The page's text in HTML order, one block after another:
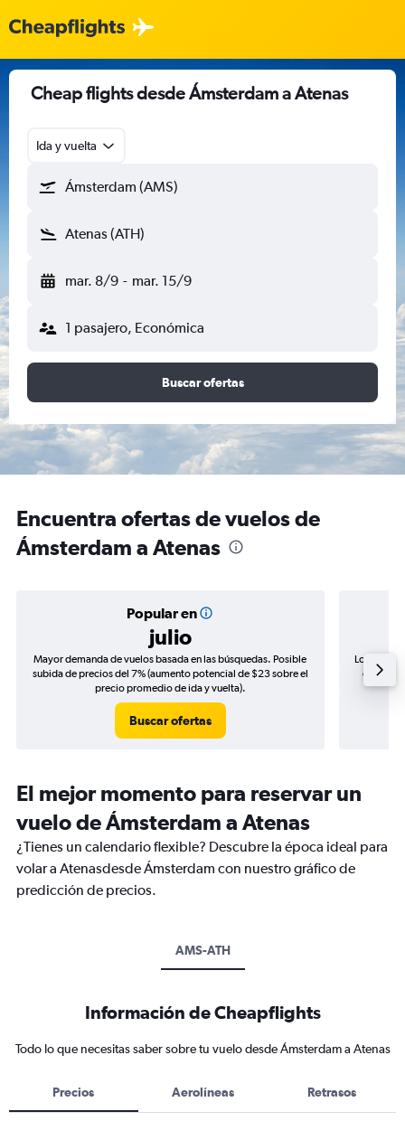
Cheap flights desde Ámsterdam a Atenas
Ida y vuelta
Ámsterdam (AMS)
Atenas (ATH)
mar. 8/9 - mar. 15/9
1 pasajero, Económica
Buscar ofertas
Encuentra ofertas de vuelos de
Ámsterdam a Atenas
Popular en
julio
Mayor demanda de vuelos basada en las búsquedas. Posible
subida de precios del 7% (aumento potencial de $23 sobre el
precio promedio de ida y vuelta).
Buscar ofertas
Los
de
El mejor momento para reservar un
vuelo de Ámsterdam a Atenas
¿Tienes un calendario flexible? Descubre la época ideal para
volar a Atenasdesde Ámsterdam con nuestro gráfico de
predicción de precios.
AMS-ATH
Información de Cheapflights
Todo lo que necesitas saber sobre tu vuelo desde Ámsterdam a Atenas
Precios Aerolíneas Retrasos